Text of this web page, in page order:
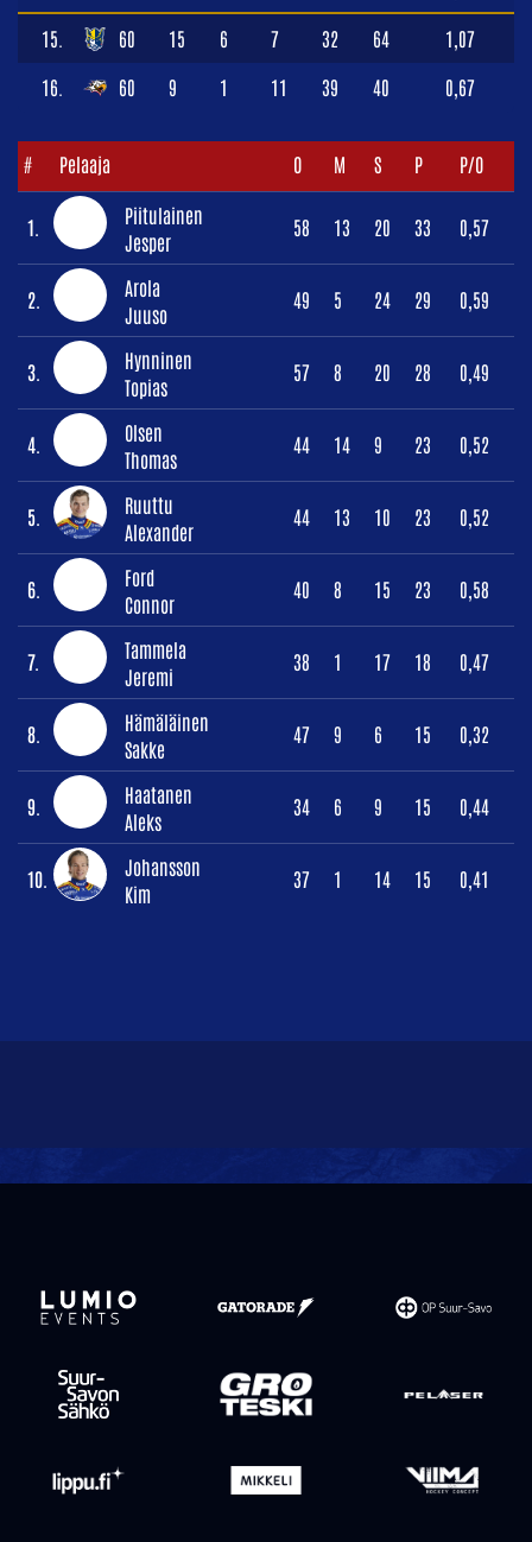
15. 60 15 6 7 32 64 1,07
16. 60 9 1 11 39 40 0,67
# Pelaaja O M S P P/O
1.
Piitulainen
Jesper
58 13 20 33 0,57
2.
Arola
Juuso
49 5 24 29 0,59
3.
Hynninen
Topias
57 8 20 28 0,49
4.
Olsen
Thomas
44 14 9 23 0,52
5.
Ruuttu
Alexander
44 13 10 23 0,52
6.
Ford
Connor
40 8 15 23 0,58
7.
Tammela
Jeremi
38 1 17 18 0,47
8.
Hämäläinen
Sakke
47 9 6 15 0,32
9.
Haatanen
Aleks
34 6 9 15 0,44
10.
Johansson
Kim
37 1 14 15 0,41